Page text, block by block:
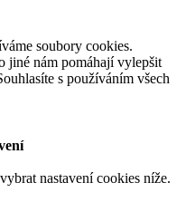
soubory cookies.
jiné nám pomáhají vylepšit
s používáním všech
nastavení cookies níže.